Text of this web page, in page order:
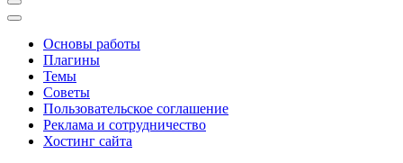
Основы работы
Плагины
Темы
Советы
Пользовательское соглашение
Реклама и сотрудничество
Хостинг сайта